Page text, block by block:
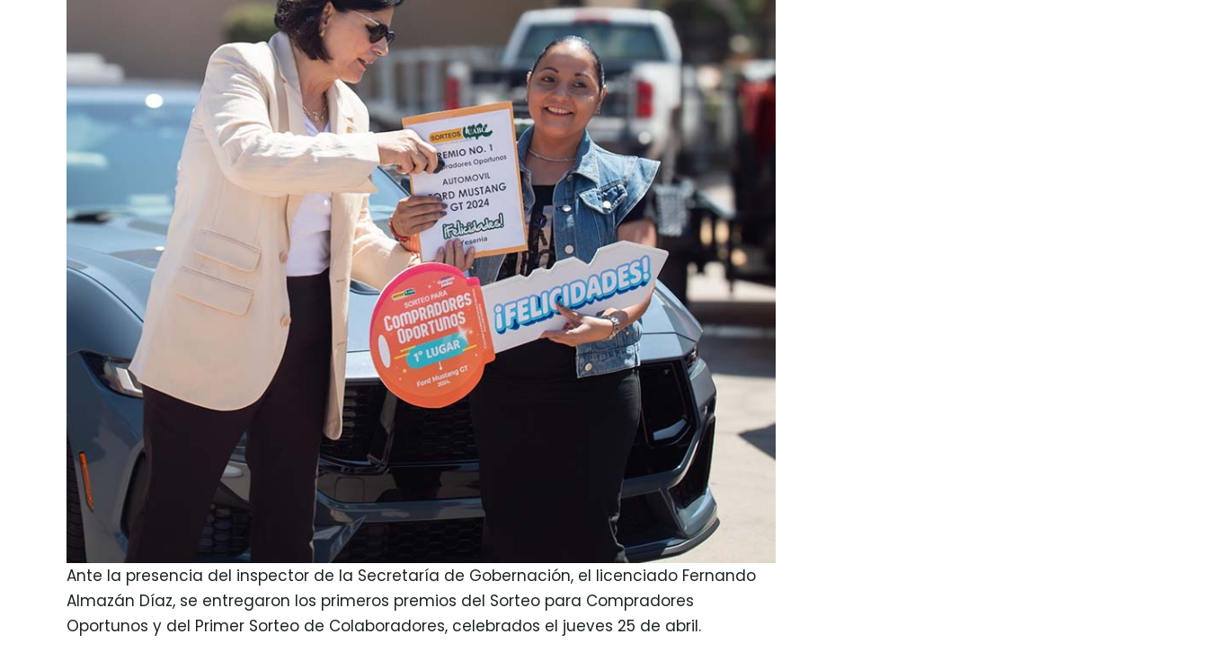
Ante la presencia del inspector de la Secretaría de Gobernación, el licenciado Fernando
Almazán Díaz, se entregaron los primeros premios del Sorteo para Compradores
Oportunos y del Primer Sorteo de Colaboradores, celebrados el jueves 25 de abril.